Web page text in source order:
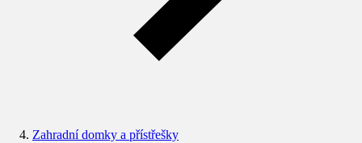
Zahradní domky a přístřešky